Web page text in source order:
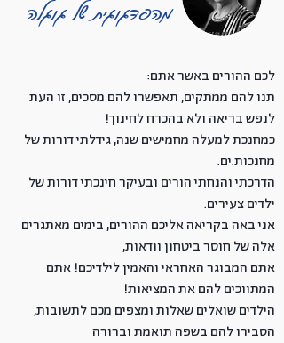
מהפדגוגית של גוגלה
לכם ההורים באשר אתם:
תנו להם ממתקים, תאפשרו להם מסכים, זו העת
לנפש בריאה ולא בהכרח לחינוך!
כמחנכת למעלה מחמישים שנה, גידלתי דורות של
מחנכות.ים.
הדרכתי והנחתי הורים ובעיקר חינכתי דורות של
ילדים צעירים.
אני באה בקריאה אליכם ההורים, בימים מאתגרים
אלה של חוסר ביטחון וודאות,
אתם המבוגר האחראי והאמין לילדיכם! אתם
המתווכים להם את המציאות!
הילדים שואלים שאלות ומצפים מכם לתשובות,
הסבירו להם בשפה תואמת וברורה